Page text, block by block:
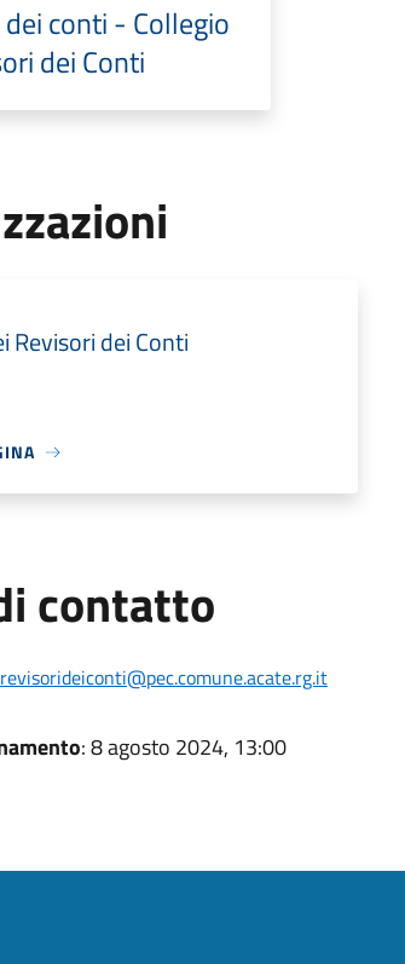
conti - Collegio
dei Conti
Revisori dei Conti
contatto
revisorideiconti@pec.comune.acate.rg.it
: 8 agosto 2024, 13:00